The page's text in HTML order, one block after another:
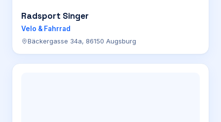
Radsport Singer
Velo & Fahrrad
Bäckergasse 34a, 86150 Augsburg